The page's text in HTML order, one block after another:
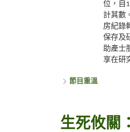
位，自
計其數
房紀錄
保存及
助產士
享在研
節目重溫
生死攸關